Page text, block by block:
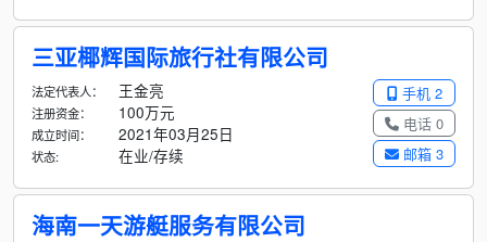
三亚椰辉国际旅行社有限公司
手机 2
电话 0
邮箱 3
法定代表人： 王金亮
注册资金： 100万元
成立时间： 2021年03月25日
状态: 在业/存续
海南一天游艇服务有限公司